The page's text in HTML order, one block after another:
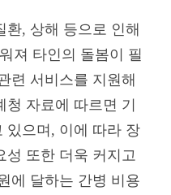
환, 상해 등으로 인해
져 타인의 돌봄이 필
련 서비스를 지원해
자료에 따르면 기
있으며, 이에 따라 장
성 또한 더욱 커지고
에 달하는 간병 비용